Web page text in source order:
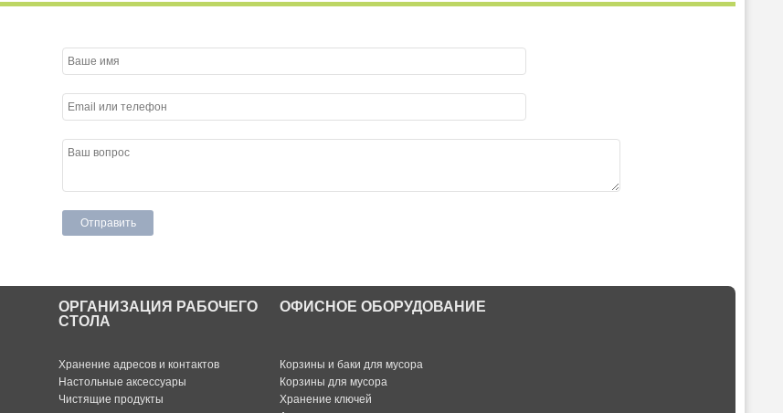
ОРГАНИЗАЦИЯ РАБОЧЕГО
СТОЛА
Хранение адресов и контактов
Настольные аксессуары
Чистящие продукты
ОФИСНОЕ ОБОРУДОВАНИЕ
Корзины и баки для мусора
Корзины для мусора
Хранение ключей